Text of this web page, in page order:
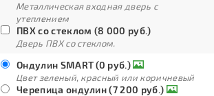
Металлическая входная дверь с
утеплением
ПВХ со стеклом (8 000 руб.)
Дверь ПВХ со стеклом.
Ондулин SMART (0 руб.)
Цвет зеленый, красный или коричневый
Черепица ондулин (7 200 руб.)